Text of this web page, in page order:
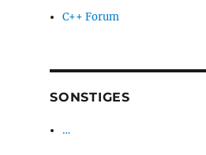
C++ Forum
SONSTIGES
…